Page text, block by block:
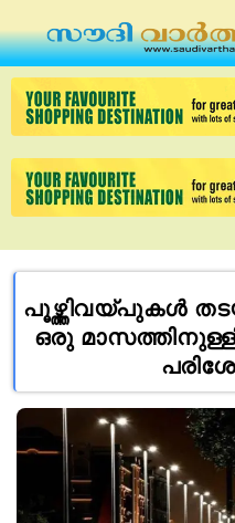
പൂഴ്ത്തിവയ്പുകൾ
ഒരു